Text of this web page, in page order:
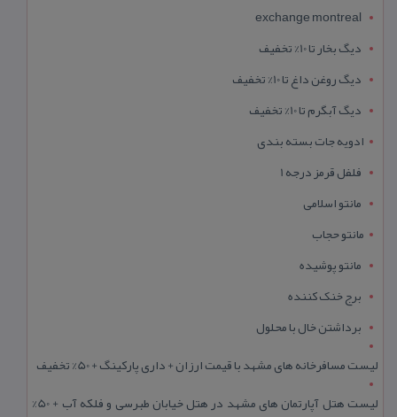
exchange montreal
دیگ بخار تا 10% تخفیف
دیگ روغن داغ تا 10% تخفیف
دیگ آبگرم تا 10% تخفیف
ادویه جات بسته بندی
فلفل قرمز درجه 1
مانتو اسلامی
مانتو حجاب
مانتو پوشیده
برج خنک کننده
برداشتن خال با محلول
لیست مسافرخانه های مشهد با قیمت ارزان + داری پارکینگ + 50% تخفیف
لیست هتل آپارتمان های مشهد در هتل خیابان طبرسی و فلکه آب + 50%